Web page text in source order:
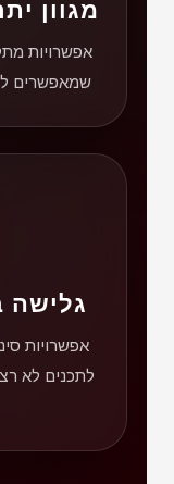
מגוון
אפשרויות
שמאפשרים
גלישה
אפשרויות
לתכנים לא